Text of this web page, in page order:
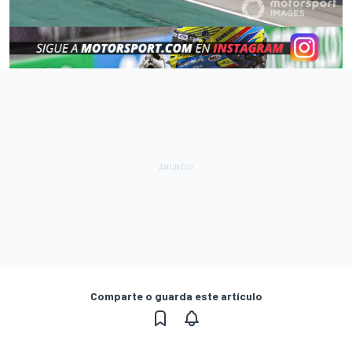
Comparte o guarda este artículo